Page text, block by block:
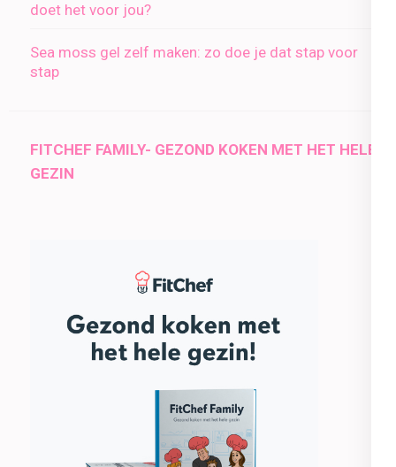
doet het voor jou?
Sea moss gel zelf maken: zo doe je dat stap voor
stap
FITCHEF FAMILY- GEZOND KOKEN MET HET HELE
GEZIN